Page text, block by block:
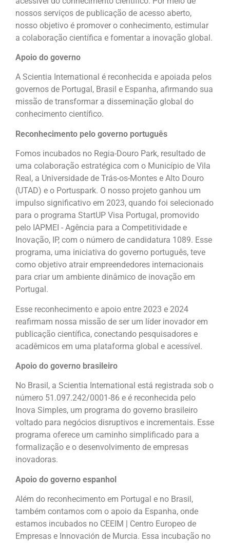
nossos serviços de publicação de acesso aberto,
nosso objetivo é promover o conhecimento, estimular
a colaboração científica e fomentar a inovação global.
Apoio do governo
A Scientia International é reconhecida e apoiada pelos
governos de Portugal, Brasil e Espanha, afirmando sua
missão de transformar a disseminação global do
conhecimento científico.
Reconhecimento pelo governo português
Fomos incubados no Regia-Douro Park, resultado de
uma colaboração estratégica com o Município de Vila
Real, a Universidade de Trás-os-Montes e Alto Douro
(UTAD) e o Portuspark. O nosso projeto ganhou um
impulso significativo em 2023, quando foi selecionado
para o programa StartUP Visa Portugal, promovido
pelo IAPMEI - Agência para a Competitividade e
Inovação, IP, com o número de candidatura 1089. Esse
programa, uma iniciativa do governo português, teve
como objetivo atrair empreendedores internacionais
para criar um ambiente dinâmico de inovação em
Portugal.
Esse reconhecimento e apoio entre 2023 e 2024
reafirmam nossa missão de ser um líder inovador em
publicação científica, conectando pesquisadores e
acadêmicos em uma plataforma global e acessível.
Apoio do governo brasileiro
No Brasil, a Scientia International está registrada sob o
número 51.097.242/0001-86 e é reconhecida pelo
Inova Simples, um programa do governo brasileiro
voltado para negócios disruptivos e incrementais. Esse
programa oferece um caminho simplificado para a
formalização e o desenvolvimento de empresas
inovadoras.
Apoio do governo espanhol
Além do reconhecimento em Portugal e no Brasil,
também contamos com o apoio da Espanha, onde
estamos incubados no CEEIM | Centro Europeo de
Empresas e Innovación de Murcia. Essa incubação no